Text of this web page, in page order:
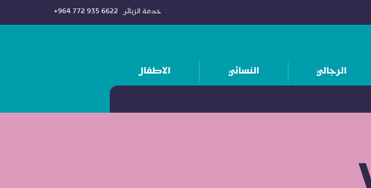
+964 772 935 6622 خدمة الزبائن
الاطفال النسائي الرجالي